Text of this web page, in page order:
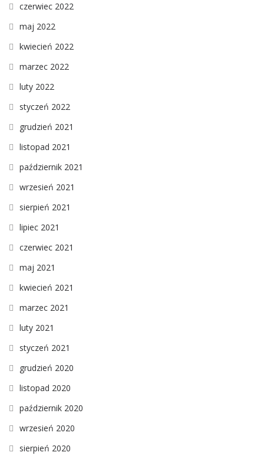
czerwiec 2022
maj 2022
kwiecień 2022
marzec 2022
luty 2022
styczeń 2022
grudzień 2021
listopad 2021
październik 2021
wrzesień 2021
sierpień 2021
lipiec 2021
czerwiec 2021
maj 2021
kwiecień 2021
marzec 2021
luty 2021
styczeń 2021
grudzień 2020
listopad 2020
październik 2020
wrzesień 2020
sierpień 2020